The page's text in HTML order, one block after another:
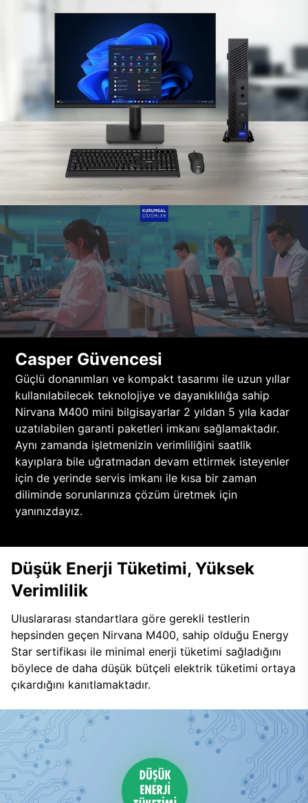
Casper Güvencesi
Güçlü donanımları ve kompakt tasarımı ile uzun yıllar
kullanılabilecek teknolojiye ve dayanıklılığa sahip
Nirvana M400 mini bilgisayarlar 2 yıldan 5 yıla kadar
uzatılabilen garanti paketleri imkanı sağlamaktadır.
Aynı zamanda işletmenizin verimliliğini saatlik
kayıplara bile uğratmadan devam ettirmek isteyenler
için de yerinde servis imkanı ile kısa bir zaman
diliminde sorunlarınıza çözüm üretmek için
yanınızdayız.
Düşük Enerji Tüketimi, Yüksek
Verimlilik
Uluslararası standartlara göre gerekli testlerin
hepsinden geçen Nirvana M400, sahip olduğu Energy
Star sertifikası ile minimal enerji tüketimi sağladığını
böylece de daha düşük bütçeli elektrik tüketimi ortaya
çıkardığını kanıtlamaktadır.